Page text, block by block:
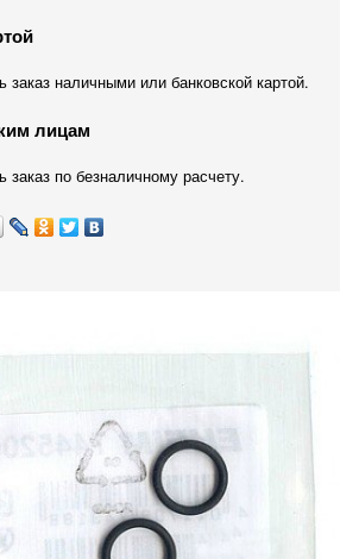
заказ наличными или банковской картой.
лицам
по безналичному расчету.